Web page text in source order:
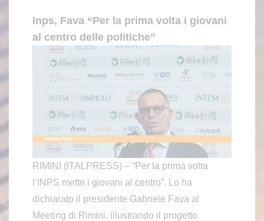
Inps, Fava “Per la prima volta i giovani
al centro delle politiche”
RIMINI (ITALPRESS) – “Per la prima volta
l’INPS mette i giovani al centro”. Lo ha
dichiarato il presidente Gabriele Fava al
Meeting di Rimini, illustrando il progetto